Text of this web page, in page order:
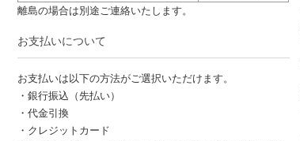
離島の場合は別途ご連絡いたします。
お支払いについて
お支払いは以下の方法がご選択いただけます。
・銀行振込（先払い）
・代金引換
・クレジットカード